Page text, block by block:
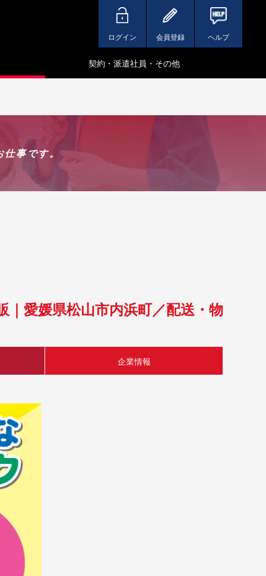
ログイン 会員登録 ヘルプ
契約・派遣社員・その他
事です。
愛媛県松山市内浜町／配送・物
企業情報